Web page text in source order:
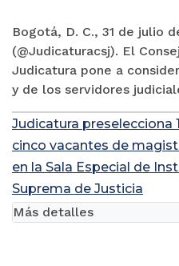
Bogotá, D. C., 31 de julio
(@Judicaturacsj). El
Judicatura pone a
y de los servidores
Judicatura preselecciona
cinco vacantes de
en la Sala Especial de
Suprema de Justicia
Más detalles